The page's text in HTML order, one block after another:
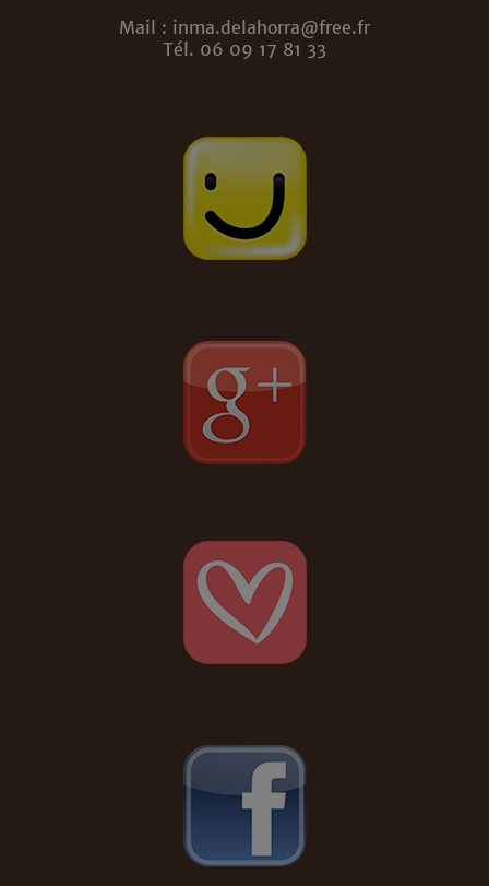
Mail : inma.delahorra@free.fr
Tél. 06 09 17 81 33